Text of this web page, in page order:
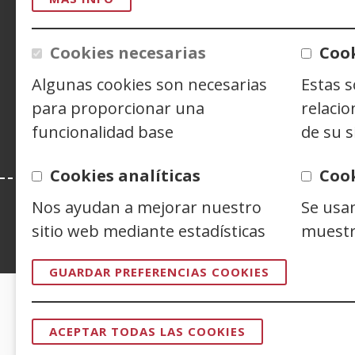
Cookies necesarias
Algunas cookies son necesarias
para proporcionar una
funcionalidad base
Estas
de su
Cookies analíticas
Nos ayudan a mejorar nuestro
sitio web mediante estadísticas
Se
GUARDAR PREFERENCIAS COOKIES
ACEPTAR TODAS LAS COOKIES
CONTACTO
Siguenos en: Facebook
(Abre
en
Twitter
(Abre
nueva
ventana)
(Abre
en
nueva
Esta web se ajusta a lo establecido en
CERTIFICADOS DE CALIDAD